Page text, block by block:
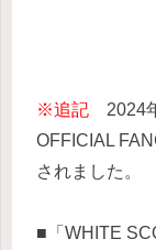
※追記 2024
OFFICIAL
されました。
■「WHITE